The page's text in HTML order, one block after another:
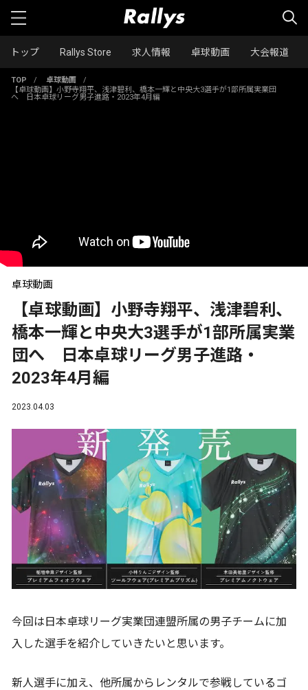
トップ Rallys Store 求人情報 卓球動画 大会報道
TOP / 卓球動画
/
【卓球動画】小野寺翔平、浅津碧利、橋本一輝と中央大3選手が1部所属実業団
へ 日本卓球リーグ男子進路・2023年4月編
卓球動画
【卓球動画】小野寺翔平、浅津碧利、
橋本一輝と中央大3選手が1部所属実業
団へ 日本卓球リーグ男子進路・
2023年4月編
2023.04.03
今回は日本卓球リーグ実業団連盟所属の男子チームに加
入した選手を紹介していきたいと思います。
新人選手に加え、他所属からレンタルで参戦しているゴ